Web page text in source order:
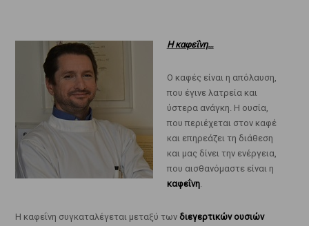
Η καφεΐνη…
Ο καφές είναι η απόλαυση,
που έγινε λατρεία και
ύστερα ανάγκη. Η ουσία,
που περιέχεται στον καφέ
και επηρεάζει τη διάθεση
και μας δίνει την ενέργεια,
που αισθανόμαστε είναι η
καφεΐνη.
Η καφεΐνη συγκαταλέγεται μεταξύ των διεγερτικών ουσιών